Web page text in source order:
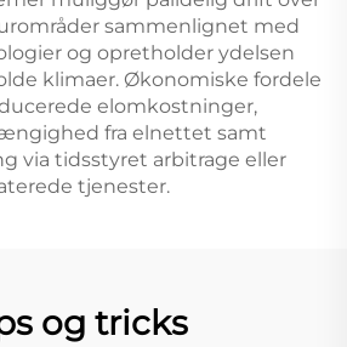
sammenlignet med
og opretholder ydelsen
klimaer. Økonomiske fordele
elomkostninger,
fra elnettet samt
via tidsstyret arbitrage eller
tjenester.
og tricks